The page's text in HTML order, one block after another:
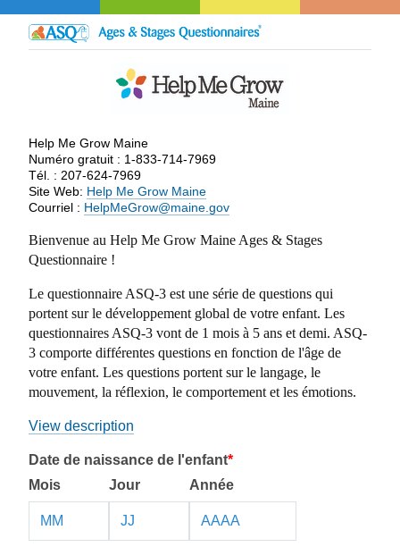
Help Me Grow Maine
Numéro gratuit : 1-833-714-7969
Tél. : 207-624-7969
Site Web: Help Me Grow Maine
Courriel : HelpMeGrow@maine.gov
Bienvenue au Help Me Grow Maine Ages & Stages
Questionnaire !
Le questionnaire ASQ-3 est une série de questions qui
portent sur le développement global de votre enfant. Les
questionnaires ASQ-3 vont de 1 mois à 5 ans et demi. ASQ-
3 comporte différentes questions en fonction de l'âge de
votre enfant. Les questions portent sur le langage, le
mouvement, la réflexion, le comportement et les émotions.
View description
Date de naissance de l'enfant*
Mois
Jour Année